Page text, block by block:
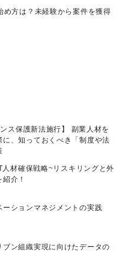
ま
割を果
が直接
ランド
商品や
、報
、成
ため、
で
とは
もある
め方は？未経験から案件を獲得
ス保護新法施行】 副業人材を
、知っておくべき「制度や法
材確保戦略~リスキリングと外
介！
ションマネジメントの実践
ン組織実現に向けたデータの